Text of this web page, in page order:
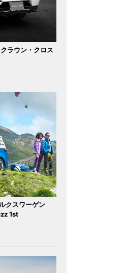
ラウン・クロス
クスワーゲン
1st